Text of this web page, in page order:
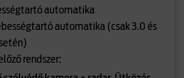
automatika
automatika (csak 3.0 és
rendszer: